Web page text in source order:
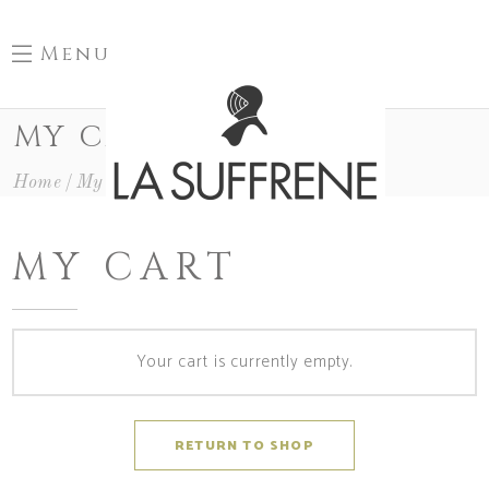
Menu
MY CART
Home My Cart
MY CART
Your cart is currently empty.
RETURN TO SHOP